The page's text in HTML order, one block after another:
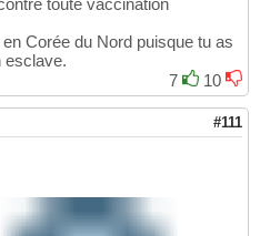
Corée du Nord puisque tu as
esclave.
7
10
#111